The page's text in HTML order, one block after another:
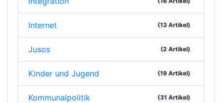
Internet (13 Artikel)
Jusos (2 Artikel)
Kinder und Jugend (19 Artikel)
Kommunalpolitik (31 Artikel)